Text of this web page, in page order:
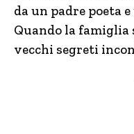
da un padre poeta
Quando la famiglia
vecchi segreti